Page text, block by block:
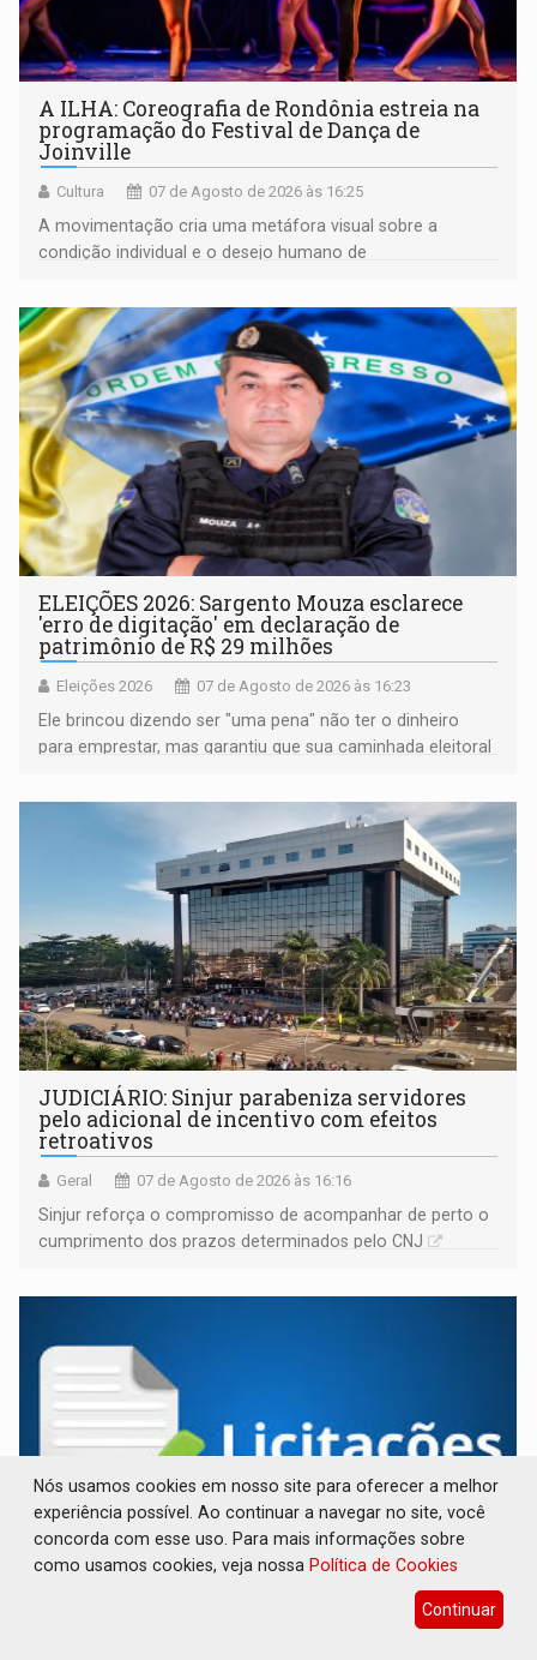
A ILHA: Coreografia de Rondônia estreia na
programação do Festival de Dança de
Joinville
Cultura 07 de Agosto de 2026 às 16:25
A movimentação cria uma metáfora visual sobre a
condição individual e o desejo humano de
ELEIÇÕES 2026: Sargento Mouza esclarece
'erro de digitação' em declaração de
patrimônio de R$ 29 milhões
Eleições 2026 07 de Agosto de 2026 às 16:23
Ele brincou dizendo ser "uma pena" não ter o dinheiro
para emprestar, mas garantiu que sua caminhada eleitoral
JUDICIÁRIO: Sinjur parabeniza servidores
pelo adicional de incentivo com efeitos
retroativos
Geral 07 de Agosto de 2026 às 16:16
Sinjur reforça o compromisso de acompanhar de perto o
cumprimento dos prazos determinados pelo CNJ
AVISO DE LICITAÇÃO: Pregão Eletrônico Nº
Nós usamos cookies em nosso site para oferecer a melhor
experiência possível. Ao continuar a navegar no site, você
concorda com esse uso. Para mais informações sobre
como usamos cookies, veja nossa Política de Cookies
Continuar